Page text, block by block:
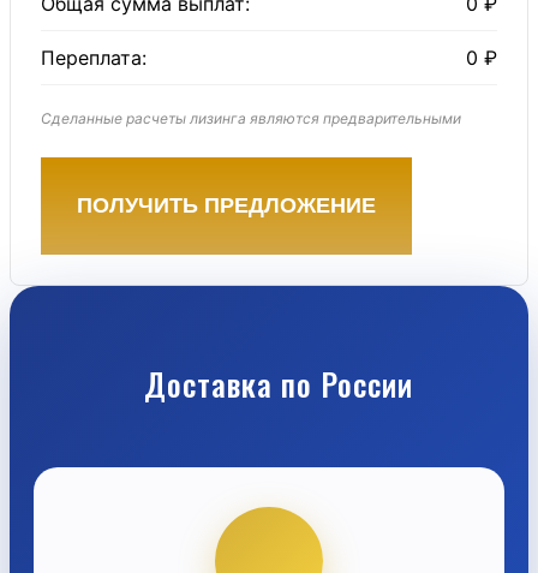
Переплата: 0 ₽
Сделанные расчеты лизинга являются предварительными
ПОЛУЧИТЬ ПРЕДЛОЖЕНИЕ
Доставка по России